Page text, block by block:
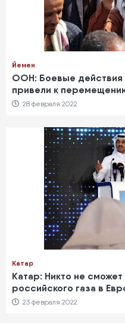
Йемен
ООН: Боевые действия
привели к
28 февраля 2022
Катар
Катар: Никто не
российского газа в
23 февраля 2022